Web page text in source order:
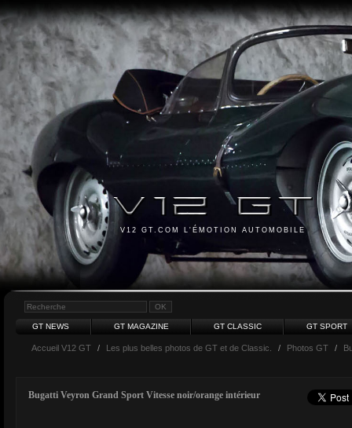
V12 GT.COM L'ÉMOTION AUTOMOBILE
GT NEWS GT MAGAZINE GT CLASSIC GT SPORT
Accueil V12 GT / Les plus belles photos de GT et de Classic. / Photos GT /
Bugatti Veyron Grand Sport Vitesse noir/orange intérieur